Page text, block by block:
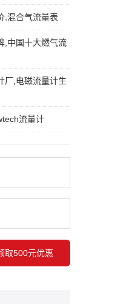
,混合气流量表
,中国十大燃气流
厂,电磁流量计生
流量计